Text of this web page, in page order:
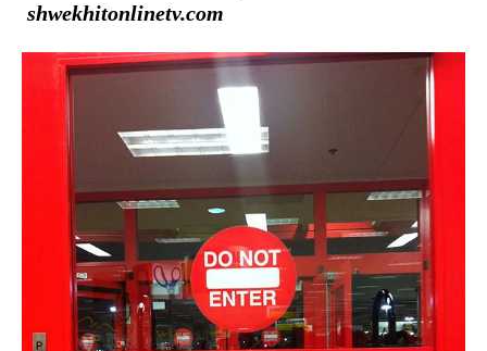
shwekhitonlinetv.com